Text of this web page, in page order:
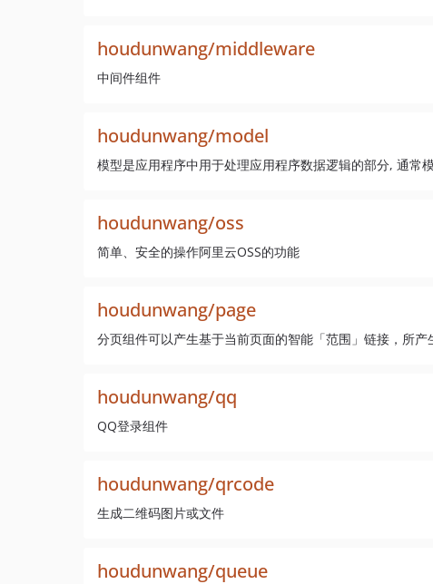
houdunwang/middleware
中间件组件
houdunwang/model
模型是应用程序中用于处理应用程序数据逻辑的部分, 通常
houdunwang/oss
简单、安全的操作阿里云OSS的功能
houdunwang/page
分页组件可以产生基于当前页面的智能「范围」链接，所
houdunwang/qq
QQ登录组件
houdunwang/qrcode
生成二维码图片或文件
houdunwang/queue